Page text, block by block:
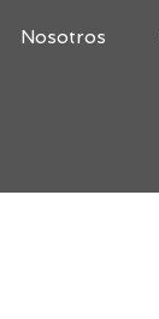
Nosotros